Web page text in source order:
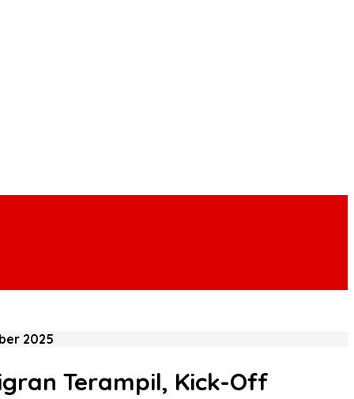
2025
Terampil, Kick-Off